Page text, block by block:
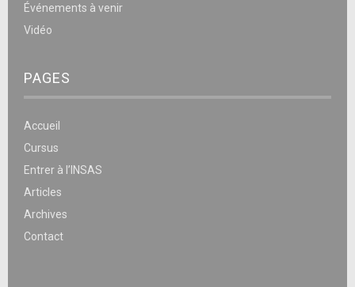
Événements à venir
Vidéo
PAGES
Accueil
Cursus
Entrer à l’INSAS
Articles
Archives
Contact